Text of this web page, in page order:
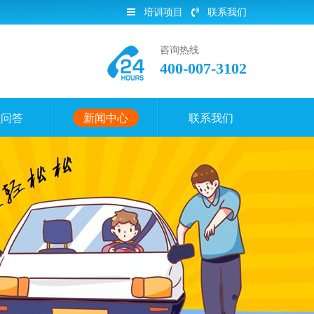
培训项目 联系我们
咨询热线
400-007-3102
答 新闻中心 联系我们